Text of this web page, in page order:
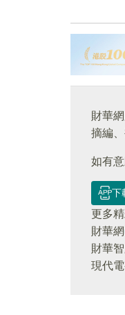
財華
摘編
如有
下
更多
財華網
財華
現代